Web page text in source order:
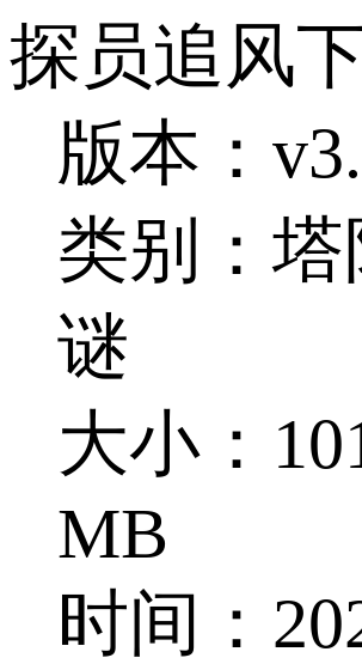
探员追风
版本：
类别：塔
谜
大小：
MB
时间：